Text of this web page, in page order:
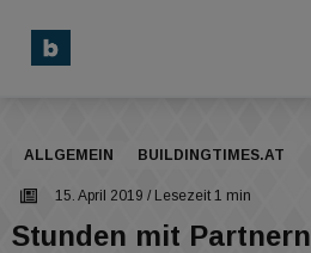
ALLGEMEIN BUILDINGTIMES.AT
15. April 2019 / Lesezeit 1 min
Stunden mit Partnern